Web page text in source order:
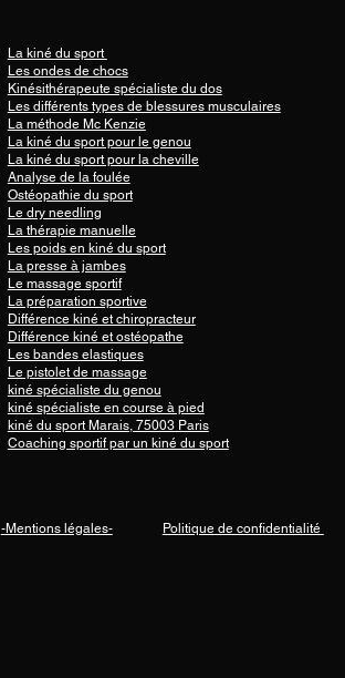
La kiné du sport
Les ondes de chocs
Kinésithérapeute spécialiste du dos
Les différents types de blessures musculaires
La méthode Mc Kenzie
La kiné du sport pour le genou
La kiné du sport pour la cheville
Analyse de la foulée
Ostéopathie du sport
Le dry needling
La thérapie manuelle
Les poids en kiné du sport
La presse à jambes
Le massage sportif
La préparation sportive
Différence kiné et chiropracteur
Différence kiné et ostéopathe
Les bandes elastiques
Le pistolet de massage
kiné spécialiste du genou
kiné spécialiste en course à pied
kiné du sport Marais, 75003 Paris
Coaching sportif par un kiné du sport
-Mentions légales- Politique de confidentialité